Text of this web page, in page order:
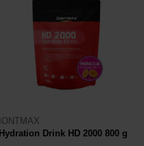
IONTMAX
Hydration Drink HD 2000 800 g